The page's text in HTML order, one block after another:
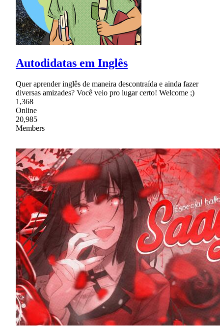
Autodidatas em Inglês
Quer aprender inglês de maneira descontraída e ainda fazer
diversas amizades? Você veio pro lugar certo! Welcome ;)
1,368
Online
20,985
Members